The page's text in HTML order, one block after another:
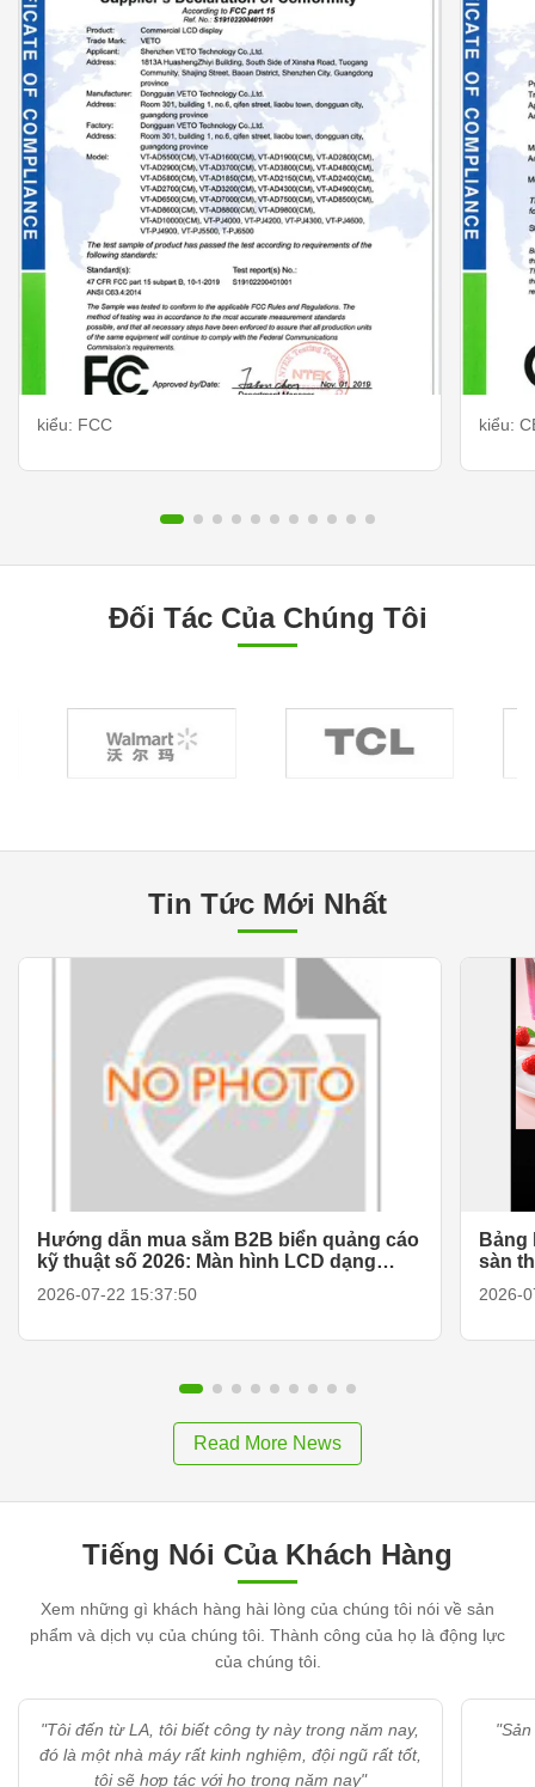
kiểu: FCC kiểu:
Đối Tác Của Chúng Tôi
Tin Tức Mới Nhất
Hướng dẫn mua sắm B2B biển quảng cáo
kỹ thuật số 2026: Màn hình LCD dạng
giải pháp hiển thị
2026-07-22 15:37:50
sàn
2026-
Read More News
Tiếng Nói Của Khách Hàng
Xem những gì khách hàng hài lòng của chúng tôi nói về sản
phẩm và dịch vụ của chúng tôi. Thành công của họ là động lực
của chúng tôi.
"Tôi đến từ LA, tôi biết công ty này trong năm nay,
đó là một nhà máy rất kinh nghiệm, đội ngũ rất tốt,
tôi sẽ hợp tác với họ trong năm nay"
"Sản